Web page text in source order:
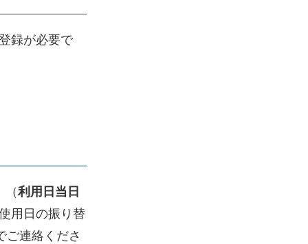
録が必要で
（利用日当日
用日の振り替
ご連絡くださ